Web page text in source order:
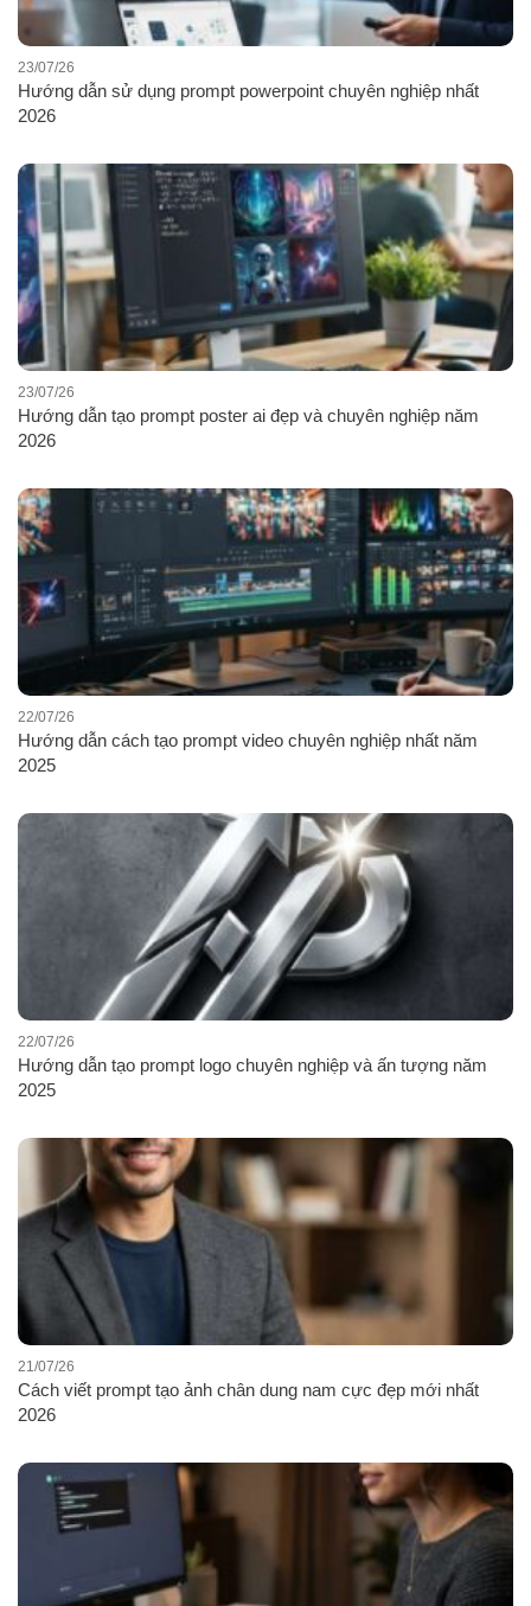
Hướng dẫn sử dụng prompt powerpoint chuyên nghiệp nhất
2026
23/07/26
Hướng dẫn tạo prompt poster ai đẹp và chuyên nghiệp năm
2026
23/07/26
Hướng dẫn cách tạo prompt video chuyên nghiệp nhất năm
2025
22/07/26
Hướng dẫn tạo prompt logo chuyên nghiệp và ấn tượng năm
2025
22/07/26
Cách viết prompt tạo ảnh chân dung nam cực đẹp mới nhất
2026
21/07/26